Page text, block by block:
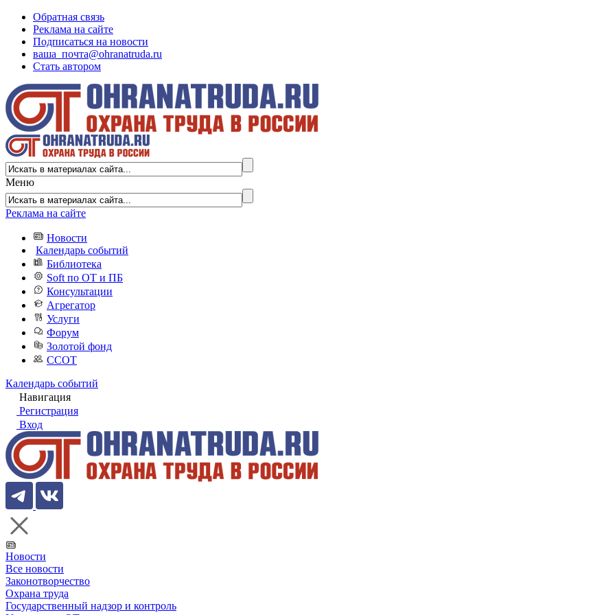
Обратная связь
Реклама на сайте
Подписаться на новости
ваша_почта@ohranatruda.ru
Стать автором
Меню
Реклама на сайте
Новости
Календарь событий
Библиотека
Soft по ОТ и ПБ
Консультации
Агрегатор
Услуги
Форум
Золотой фонд
ССОТ
Календарь событий
Навигация
Регистрация
Вход
Новости
Все новости
Законотворчество
Охрана труда
Государственный надзор и контроль